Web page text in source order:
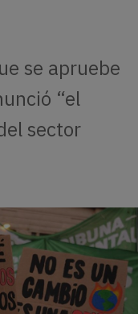
se apruebe
“el
sector